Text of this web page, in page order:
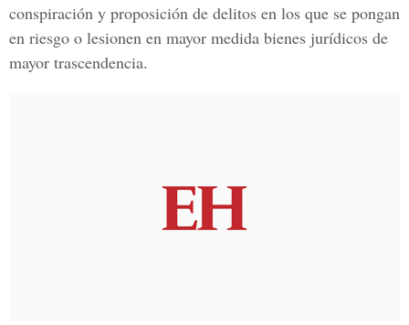
conspiración y proposición de delitos en los que se pongan
en riesgo o lesionen en mayor medida bienes jurídicos de
mayor trascendencia.